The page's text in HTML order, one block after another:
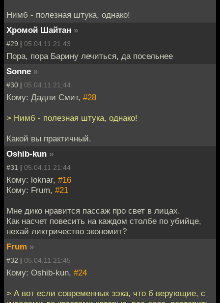
Нимб - полезная штука, однако!
Хромой Шайтан »
#29 | 05.04.11 21:43
Пора, пора Барину лечиться, да посельнее
Sonne »
#30 | 05.04.11 21:44
Кому: Дадли Смит, #28
> Нимб - полезная штука, однако!
Какой вы практичный.
Oshib-kun »
#31 | 05.04.11 21:44
Кому: loknar, #16
Кому: Frum, #21
Мне дико нравится пассаж про свет в лицах.
Как насчет повесить на каждом столбе по убийце,
нехай ликтричество экономит?
Frum »
#32 | 05.04.11 21:45
Кому: Oshib-kun, #24
> А вот если современных зэка, что б верующие, с